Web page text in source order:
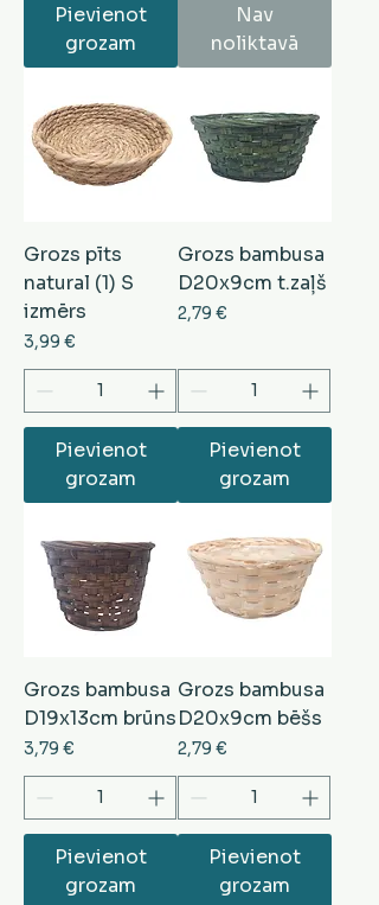
Pievienot
grozam
Nav
noliktavā
Grozs pīts
natural (1) S
izmērs
Cena
3,99 €
Pievienot
grozam
Grozs bambusa
D20x9cm t.zaļš
Cena
2,79 €
Pievienot
grozam
Grozs bambusa
D19x13cm brūns
Cena
3,79 €
Pievienot
grozam
Grozs bambusa
D20x9cm bēšs
Cena
2,79 €
Pievienot
grozam